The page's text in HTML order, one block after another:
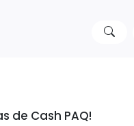
de Cash PAQ!